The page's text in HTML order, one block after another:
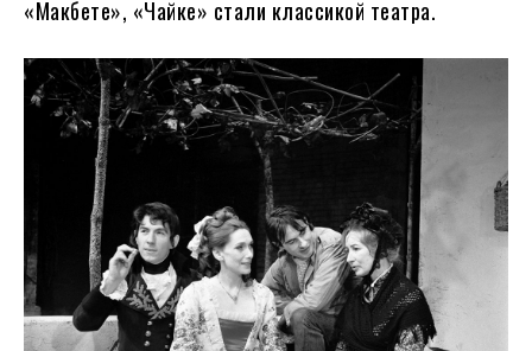
«Макбете», «Чайке» стали классикой театра.